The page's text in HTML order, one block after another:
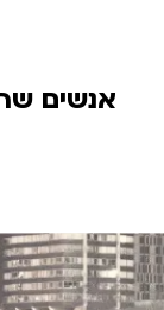
אנשים